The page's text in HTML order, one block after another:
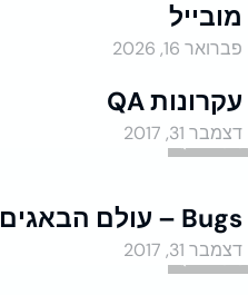
בדיקות אוטומציה
מובייל
פברואר 16, 2026
QA - Manual
עקרונות QA
דצמבר 31, 2017
QA - Manual
Bugs – עולם הבאגים
דצמבר 31, 2017